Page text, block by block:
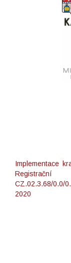
Implementace
CZ.02.3.68/0.0/
2020